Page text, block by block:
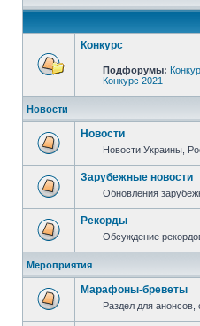
Конкурс
Подфорумы:
Конкурс 2021
Новости
Новости
Новости Украины,
Зарубежные новости
Обновления
Рекорды
Обсуждение
Мероприятия
Марафоны-бреветы
Раздел для